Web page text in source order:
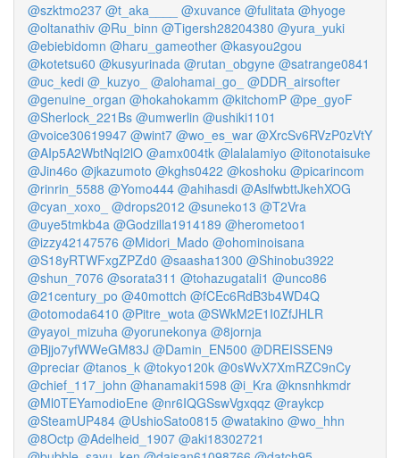
@szktmo237 @t_aka____ @xuvance @fulitata @hyoge
@oltanathiv @Ru_binn @Tigersh28204380 @yura_yuki
@ebiebidomn @haru_gameother @kasyou2gou
@kotetsu60 @kusyurinada @rutan_obgyne @satrange0841
@uc_kedi @_kuzyo_ @alohamai_go_
@DDR_airsofter
@genuine_organ @hokahokamm @kitchomP @pe_gyoF
@Sherlock_221Bs @umwerlin @ushiki1101
@voice30619947 @wint7 @wo_es_war @XrcSv6RVzP0zVtY
@AIp5A2WbtNqI2lO @amx004tk @lalalamiyo @itonotaisuke
@Jin46o @jkazumoto @kghs0422 @koshoku @picarincom
@rinrin_5588 @Yomo444 @ahihasdi @AslfwbttJkehXOG
@cyan_xoxo_
@drops2012 @suneko13 @T2Vra
@uye5tmkb4a @Godzilla1914189 @herometoo1
@izzy42147576 @Midori_Mado @ohominoisana
@S18yRTWFxgZPZd0 @saasha1300 @Shinobu3922
@shun_7076 @sorata311 @tohazugatali1 @unco86
@21century_po @40mottch @fCEc6RdB3b4WD4Q
@otomoda6410 @Pitre_wota @SWkM2E1I0ZfJHLR
@yayoi_mizuha @yorunekonya @8jornja
@Bjjo7yfWWeGM83J @Damin_EN500 @DREISSEN9
@preciar @tanos_k @tokyo120k @0sWvX7XmRZC9nCy
@chief_117_john @hanamaki1598 @i_Kra @knsnhkmdr
@Ml0TEYamodioEne @nr6IQGSswVgxqqz @raykcp
@SteamUP484 @UshioSato0815 @watakino @wo_hhn
@8Octp @Adelheid_1907 @aki18302721